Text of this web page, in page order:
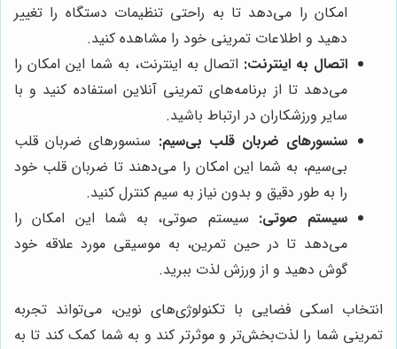
امکان را می‌دهد تا به راحتی تنظیمات دستگاه را تغییر
دهید و اطلاعات تمرینی خود را مشاهده کنید.
اتصال به اینترنت: اتصال به اینترنت، به شما این امکان را
می‌دهد تا از برنامه‌های تمرینی آنلاین استفاده کنید و با
سایر ورزشکاران در ارتباط باشید.
سنسورهای ضربان قلب بی‌سیم: سنسورهای ضربان قلب
بی‌سیم، به شما این امکان را می‌دهند تا ضربان قلب خود
را به طور دقیق و بدون نیاز به سیم کنترل کنید.
سیستم صوتی: سیستم صوتی، به شما این امکان را
می‌دهد تا در حین تمرین، به موسیقی مورد علاقه خود
گوش دهید و از ورزش لذت ببرید.
انتخاب اسکی فضایی با تکنولوژی‌های نوین، می‌تواند تجربه
تمرینی شما را لذت‌بخش‌تر و موثرتر کند و به شما کمک کند تا به